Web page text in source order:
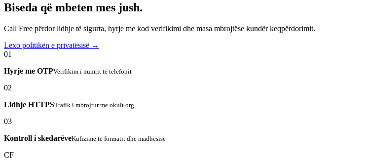
Biseda që mbeten mes jush.
Call Free përdor lidhje të sigurta, hyrje me kod verifikimi dhe masa mbrojtëse kundër keqpërdorimit.
Lexo politikën e privatësisë →
01
Hyrje me OTPVerifikim i numrit të telefonit
02
Lidhje HTTPSTrafik i mbrojtur me okult.org
03
Kontroll i skedarëveKufizime të formatit dhe madhësisë
CF